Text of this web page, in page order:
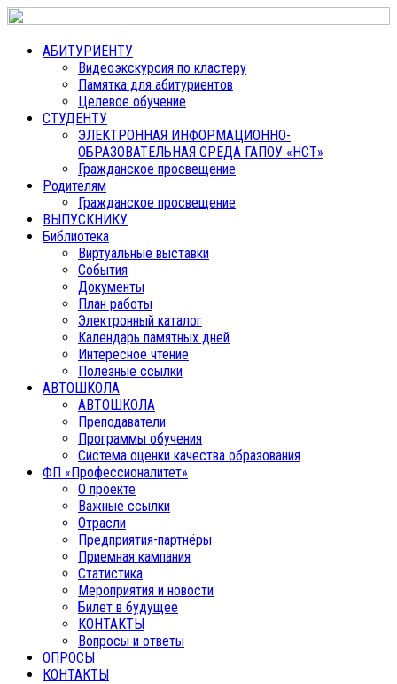
АБИТУРИЕНТУ
Видеоэкскурсия по кластеру
Памятка для абитуриентов
Целевое обучение
СТУДЕНТУ
ЭЛЕКТРОННАЯ ИНФОРМАЦИОННО-
ОБРАЗОВАТЕЛЬНАЯ СРЕДА ГАПОУ «НСТ»
Гражданское просвещение
Родителям
Гражданское просвещение
ВЫПУСКНИКУ
Библиотека
Виртуальные выставки
События
Документы
План работы
Электронный каталог
Календарь памятных дней
Интересное чтение
Полезные ссылки
АВТОШКОЛА
АВТОШКОЛА
Преподаватели
Программы обучения
Система оценки качества образования
ФП «Профессионалитет»
О проекте
Важные ссылки
Отрасли
Предприятия-партнёры
Приемная кампания
Статистика
Мероприятия и новости
Билет в будущее
КОНТАКТЫ
Вопросы и ответы
ОПРОСЫ
КОНТАКТЫ